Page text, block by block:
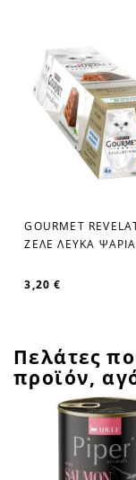
GOURMET
ΖΕΛΕ ΛΕΥΚΑ
3,20 €
Πελάτες
προϊόν,